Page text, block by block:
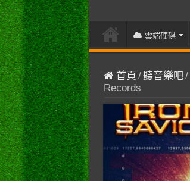
雲端硬碟
首頁 /聽音樂吧/
Records